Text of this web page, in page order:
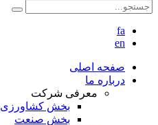
fa
en
صفحه اصلی
درباره ما
معرفی شرکت
بخش کشاورزی
بخش صنعت